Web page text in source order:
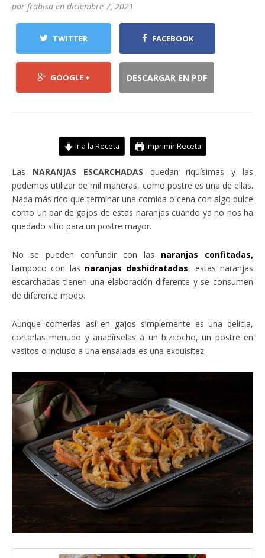
por frabisa en diciembre 7, 2021
TWITTER FACEBOOK
GOOGLE + DESCARGAR EN PDF
Ir a la Receta Imprimir Receta
Las NARANJAS ESCARCHADAS quedan riquísimas y las
podemos utilizar de mil maneras, como postre es una de ellas.
Nada más rico que terminar una comida o cena con algo dulce
como un par de gajos de estas naranjas cuando ya no nos ha
quedado sitio para un postre mayor.
No se pueden confundir con las naranjas confitadas,
tampoco con las naranjas deshidratadas, estas naranjas
escarchadas tienen una elaboración diferente y se consumen
de diferente modo.
Aunque comerlas así en gajos simplemente es una delicia,
cortarlas menudo y añadírselas a un bizcocho, un postre en
vasitos o incluso a una ensalada es una exquisitez.